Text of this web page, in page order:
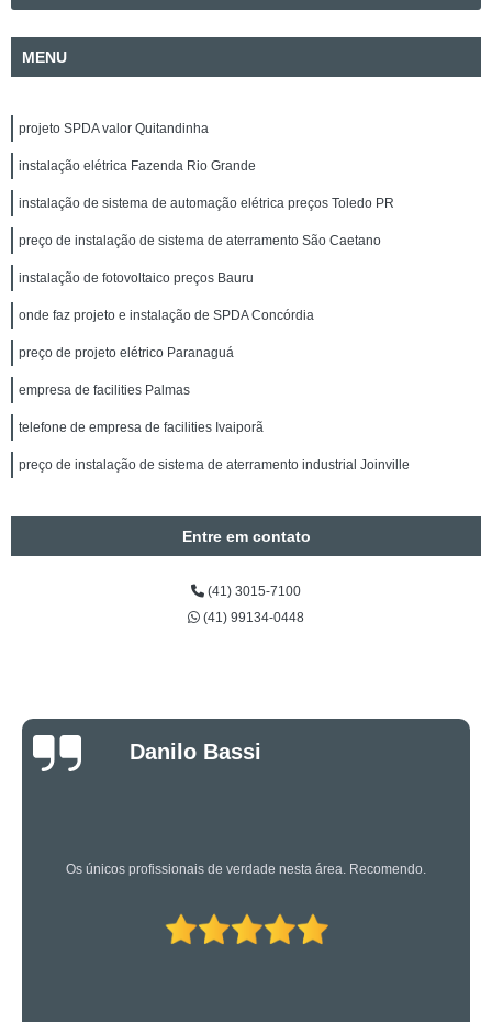
MENU
projeto SPDA valor Quitandinha
instalação elétrica Fazenda Rio Grande
instalação de sistema de automação elétrica preços Toledo PR
preço de instalação de sistema de aterramento São Caetano
instalação de fotovoltaico preços Bauru
onde faz projeto e instalação de SPDA Concórdia
preço de projeto elétrico Paranaguá
empresa de facilities Palmas
telefone de empresa de facilities Ivaiporã
preço de instalação de sistema de aterramento industrial Joinville
Entre em contato
(41) 3015-7100
(41) 99134-0448
Luciano Rueda
Oliveira
Os caras são bons mesmo! Profissionais de primeira!